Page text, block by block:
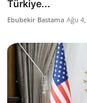
Türkiye...
Ebubekir Bastama Ağu